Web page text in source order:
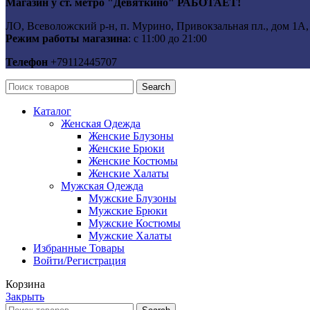
ЛО, Всеволожский р-н, п. Мурино, Привокзальная пл., дом
Режим работы магазина: с 11:00 до 21:00
Телефон +79112445707
Search
Каталог
Женская Одежда
Женские Блузоны
Женские Брюки
Женские Костюмы
Женские Халаты
Мужская Одежда
Мужские Блузоны
Мужские Брюки
Мужские Костюмы
Мужские Халаты
Избранные Товары
Войти/Регистрация
Корзина
Закрыть